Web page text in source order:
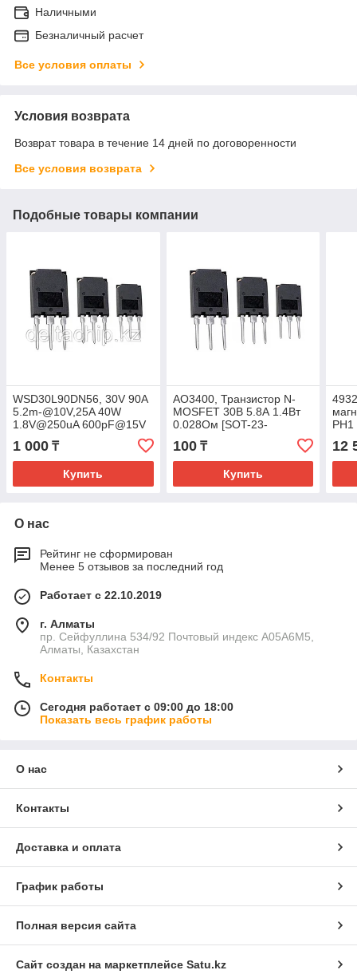
Наличными
Безналичный расчет
Все условия оплаты
Условия возврата
Возврат товара в течение 14 дней по договоренности
Все условия возврата
Подобные товары компании
WSD30L90DN56, 30V 90A
5.2m-@10V,25A 40W
1.8V@250uA 600pF@15V
P Channel 3.2nF@15V
70nC@10V -55-~+150-
1 000 ₸
Купить
AO3400, Транзистор N-
MOSFET 30В 5.8А 1.4Вт
0.028Ом [SOT-23-
3.]\Hottech
100₸
Купить
12
О нас
Рейтинг не сформирован
Менее 5 отзывов за последний год
Работает с 22.10.2019
г. Алматы
пр. Сейфуллина 534/92 Почтовый индекс A05A6M5,
Алматы, Казахстан
Контакты
Сегодня работает с 09:00 до 18:00
Показать весь график работы
О нас
Контакты
Доставка и оплата
График работы
Полная версия сайта
Сайт создан на маркетплейсе Satu.kz